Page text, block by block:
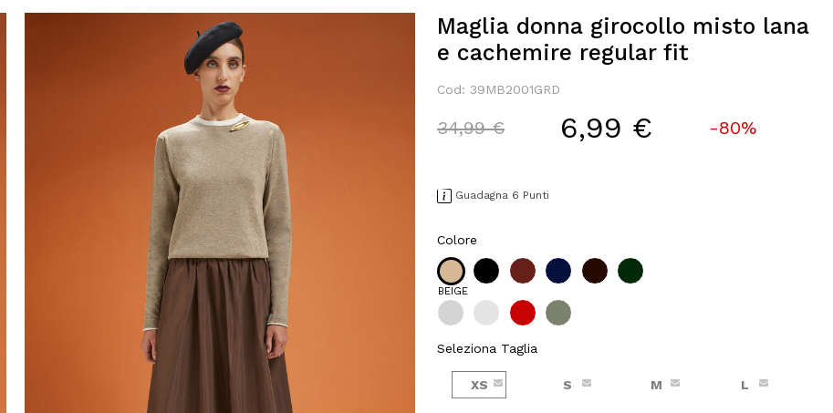
Maglia donna girocollo misto lana
e cachemire regular fit
Cod: 39MB2001GRD
Price reduced from
34,99 €to 6,99 € -80%
Guadagna 6 Punti
Colore
BEIGE
Seleziona Taglia
XS S M L